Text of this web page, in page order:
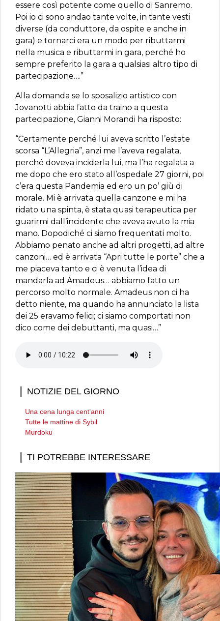
essere così potente come quello di Sanremo.
Poi io ci sono andao tante volte, in tante vesti
diverse (da conduttore, da ospite e anche in
gara) e tornarci era un modo per ributtarmi
nella musica e ributtarmi in gara, perché ho
sempre preferito la gara a qualsiasi altro tipo di
partecipazione….”
Alla domanda se lo sposalizio artistico con
Jovanotti abbia fatto da traino a questa
partecipazione, Gianni Morandi ha risposto:
“Certamente perché lui aveva scritto l’estate
scorsa “L’Allegria”, anzi me l’aveva regalata,
perché doveva inciderla lui, ma l’ha regalata a
me dopo che ero stato all’ospedale 27 giorni, poi
c’era questa Pandemia ed ero un po’ giù di
morale. Mi è arrivata quella canzone e mi ha
ridato una spinta, è stata quasi terapeutica per
guarirmi dall’incidente che aveva avuto la mia
mano. Dopodiché ci siamo frequentati molto.
Abbiamo penato anche ad altri progetti, ad altre
canzoni… ed è arrivata “Apri tutte le porte” che a
me piaceva tanto e ci è venuta l’idea di
mandarla ad Amadeus… abbiamo fatto un
percorso molto normale. Amadeus non ci ha
detto niente, ma quando ha annunciato la lista
dei 25 eravamo felici; ci siamo comportati non
dico come dei debuttanti, ma quasi…”
NOTIZIE DEL GIORNO
Una cena lunga cent'anni
Tutte le mattine di Sybil
Murdoku
TI POTREBBE INTERESSARE